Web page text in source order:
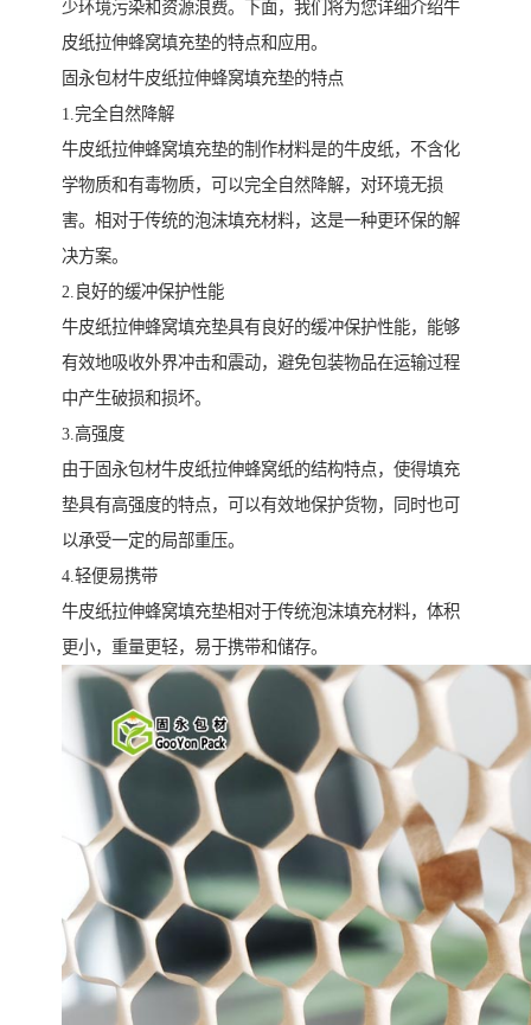
少环境污染和资源浪费。下面，我们将为您详细介绍牛
皮纸拉伸蜂窝填充垫的特点和应用。
固永包材牛皮纸拉伸蜂窝填充垫的特点
1.完全自然降解
牛皮纸拉伸蜂窝填充垫的制作材料是的牛皮纸，不含化
学物质和有毒物质，可以完全自然降解，对环境无损
害。相对于传统的泡沫填充材料，这是一种更环保的解
决方案。
2.良好的缓冲保护性能
牛皮纸拉伸蜂窝填充垫具有良好的缓冲保护性能，能够
有效地吸收外界冲击和震动，避免包装物品在运输过程
中产生破损和损坏。
3.高强度
由于固永包材牛皮纸拉伸蜂窝纸的结构特点，使得填充
垫具有高强度的特点，可以有效地保护货物，同时也可
以承受一定的局部重压。
4.轻便易携带
牛皮纸拉伸蜂窝填充垫相对于传统泡沫填充材料，体积
更小，重量更轻，易于携带和储存。